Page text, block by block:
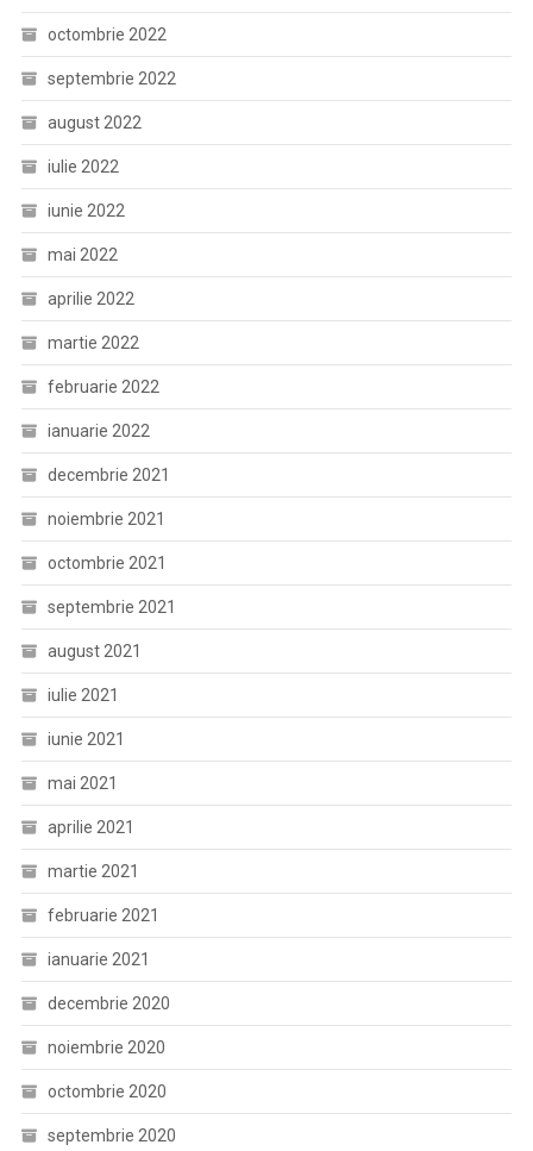
octombrie 2022
septembrie 2022
august 2022
iulie 2022
iunie 2022
mai 2022
aprilie 2022
martie 2022
februarie 2022
ianuarie 2022
decembrie 2021
noiembrie 2021
octombrie 2021
septembrie 2021
august 2021
iulie 2021
iunie 2021
mai 2021
aprilie 2021
martie 2021
februarie 2021
ianuarie 2021
decembrie 2020
noiembrie 2020
octombrie 2020
septembrie 2020